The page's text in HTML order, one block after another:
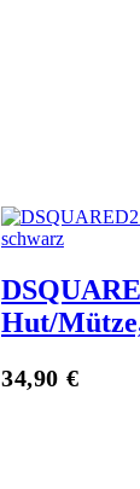
Hut/
34,90 €